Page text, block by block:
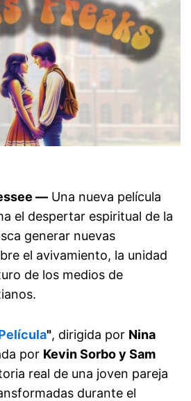
— Una nueva película
el despertar espiritual de la
generar nuevas
el avivamiento, la unidad
de los medios de
", dirigida por Nina
por Kevin Sorbo y Sam
real de una joven pareja
durante el